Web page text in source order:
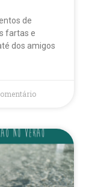
de
fartas e
dos amigos